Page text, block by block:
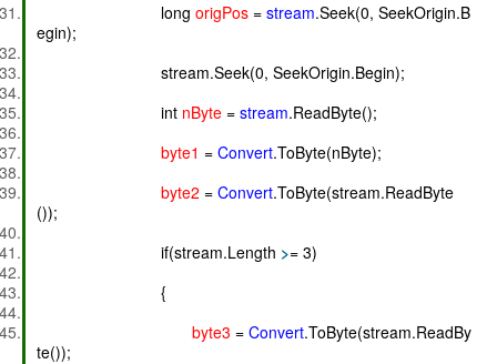
long origPos = stream.Seek(0, SeekOrigin.B
egin);
stream.Seek(0, SeekOrigin.Begin);
int nByte = stream.ReadByte();
byte1 = Convert.ToByte(nByte);
byte2 = Convert.ToByte(stream.ReadByte
());
if(stream.Length >= 3)
{
byte3 = Convert.ToByte(stream.ReadBy
te());